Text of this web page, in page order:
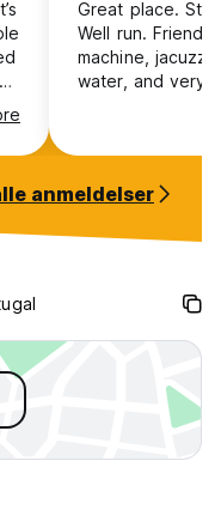
Great place.
Well run. Friendly staff.
machine,
water, and very
anmeldelser